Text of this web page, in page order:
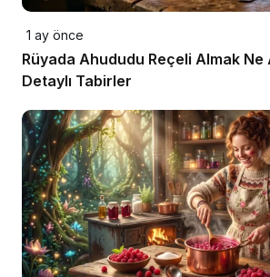
1 ay önce
Rüyada Ahududu Reçeli Almak Ne
Detaylı Tabirler